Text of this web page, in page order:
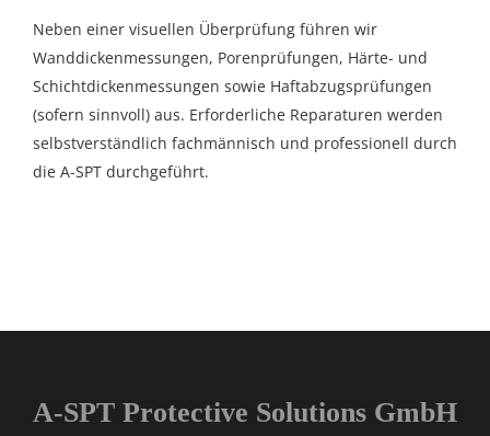
Neben einer visuellen Überprüfung führen wir
Wanddickenmessungen, Porenprüfungen, Härte- und
Schichtdickenmessungen sowie Haftabzugsprüfungen
(sofern sinnvoll) aus. Erforderliche Reparaturen werden
selbstverständlich fachmännisch und professionell durch
die A-SPT durchgeführt.
A-SPT Protective Solutions GmbH